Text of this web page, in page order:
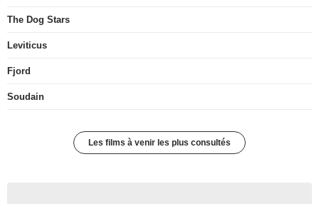
The Dog Stars
Leviticus
Fjord
Soudain
Les films à venir les plus consultés